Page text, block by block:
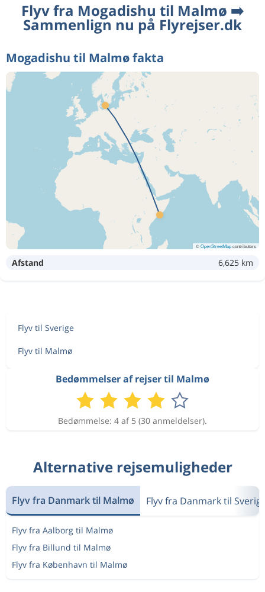
Flyv fra Mogadishu til Malmø ➡️
Sammenlign nu på Flyrejser.dk
Mogadishu til Malmø fakta
©OpenStreetMapcontributors
Afstand 6,625 km
Flyv til Sverige
Flyv til Malmø
Bedømmelser af rejser til Malmø
Bedømmelse: 4 af 5 (30 anmeldelser).
Alternative rejsemuligheder
Flyv fra Danmark til Malmø Flyv fra Danmark til
Flyv fra Aalborg til Malmø
Flyv fra Billund til Malmø
Flyv fra København til Malmø